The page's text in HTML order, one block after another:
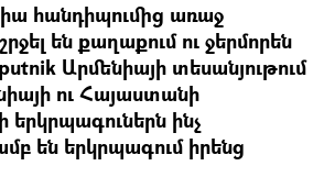
հանդիպումից առաջ
են քաղաքում ու ջերմորեն
Արմենիայի տեսանյութում
ու Հայաստանի
ինչ
են երկրպագում իրենց